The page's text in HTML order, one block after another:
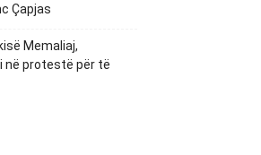
Çapjas
Memaliaj,
në protestë për të